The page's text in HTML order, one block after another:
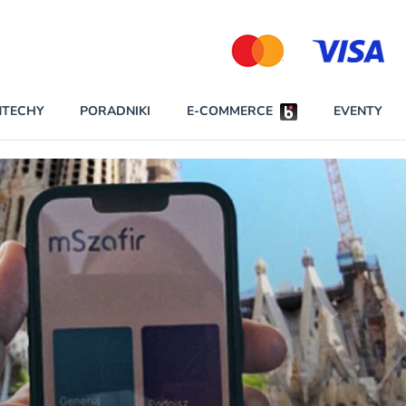
BEZPIECZEŃSTWO
INNI NAPISALI
KONTA
PRAWO
RAPORTY SPECJALNE
NAJCZĘŚCIEJ CZYTANE
Darmowy
wszystkich
W
darmo przez
Czytaj więcej
PORADNIKI E-COMMERCE EVENTY